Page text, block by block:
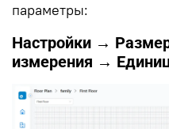
параметры:
Настройки →
измерения →